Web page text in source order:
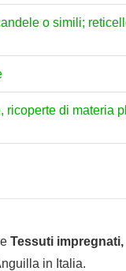
o simili;
di materia
Tessuti impregnati,
in Italia.